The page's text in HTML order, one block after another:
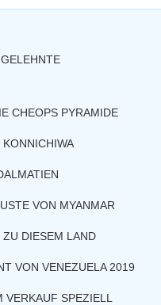
CHEOPS PYRAMIDE
VON MYANMAR
DIESEM LAND
VON VENEZUELA 2019
SPEZIELL